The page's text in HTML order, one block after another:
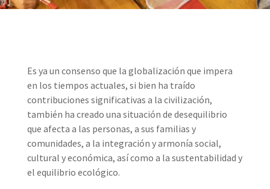
Es ya un consenso que la globalización que impera
en los tiempos actuales, si bien ha traído
contribuciones significativas a la civilización,
también ha creado una situación de desequilibrio
que afecta a las personas, a sus familias y
comunidades, a la integración y armonía social,
cultural y económica, así como a la sustentabilidad y
el equilibrio ecológico.